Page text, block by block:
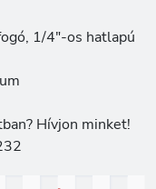
1/4"-os hatlapú
Hívjon minket!